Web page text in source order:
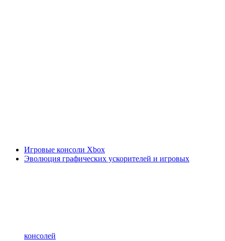
Игровые консоли Xbox
Эволюция графических ускорителей и игровых
консолей